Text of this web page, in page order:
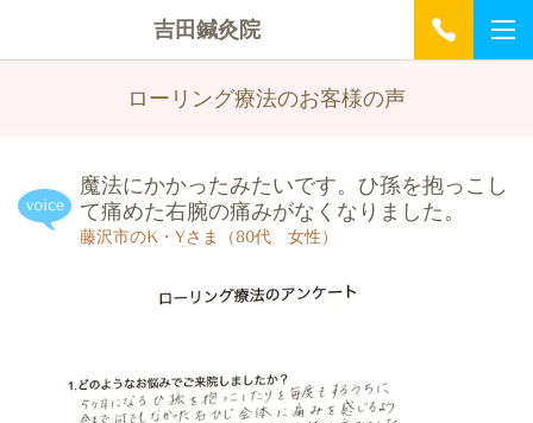
吉田鍼灸院
ローリング療法のお客様の声
魔法にかかったみたいです。ひ孫を抱っこし
て痛めた右腕の痛みがなくなりました。
藤沢市のK・Yさま（80代 女性）